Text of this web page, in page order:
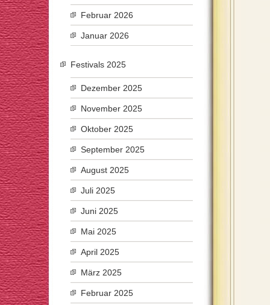
Februar 2026
Januar 2026
Festivals 2025
Dezember 2025
November 2025
Oktober 2025
September 2025
August 2025
Juli 2025
Juni 2025
Mai 2025
April 2025
März 2025
Februar 2025